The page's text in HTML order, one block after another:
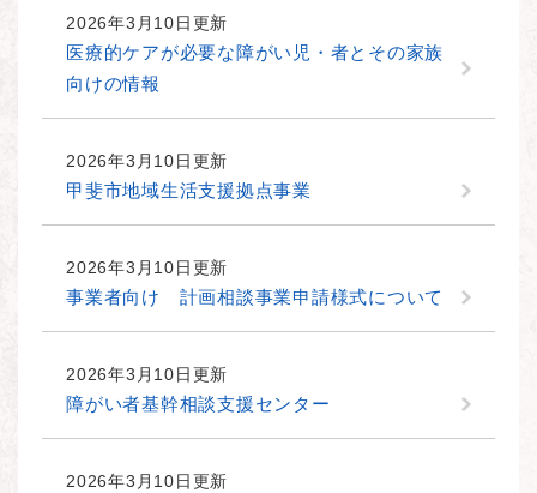
2026年3月10日更新
医療的ケアが必要な障がい児・者とその家族
向けの情報
2026年3月10日更新
甲斐市地域生活支援拠点事業
2026年3月10日更新
事業者向け 計画相談事業申請様式について
2026年3月10日更新
障がい者基幹相談支援センター
2026年3月10日更新